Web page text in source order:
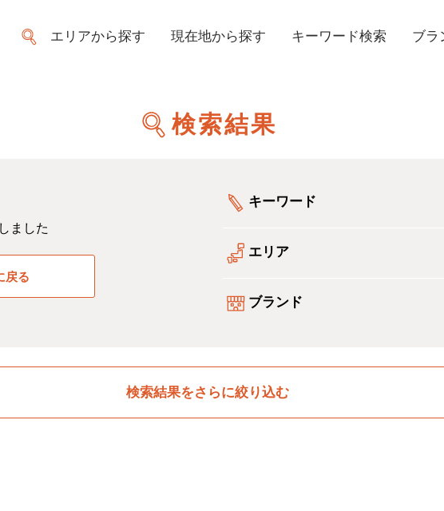
エリアから探す 現在地から探す キーワード検索 ブラ
検索結果
ました
戻る
キーワード
エリア
ブランド
検索結果をさらに絞り込む